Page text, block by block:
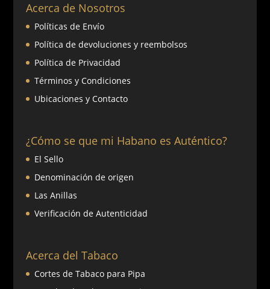
Acerca de Nosotros
Políticas de Envío
Política de devoluciones y reembolsos
Política de Privacidad
Términos y Condiciones
Ubicaciones y Contacto
¿Cómo se que mi Habano es Auténtico?
El Sello
Denominación de origen
Las Anillas
Verificación de Autenticidad
Acerca del Tabaco
Cortes de Tabaco para Pipa